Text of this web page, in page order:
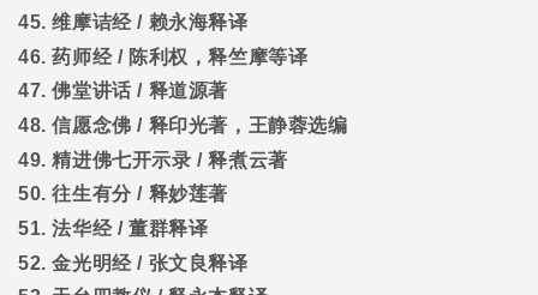
45.维摩诘经/ 赖永海释译
46.药师经/ 陈利权，释竺摩等译
47.佛堂讲话 / 释道源著
48.信愿念佛 / 释印光著，王静蓉选编
49.精进佛七开示录 /释煮云著
50.往生有分 / 释妙莲著
51.法华经/董群释译
52.金光明经/ 张文良释译